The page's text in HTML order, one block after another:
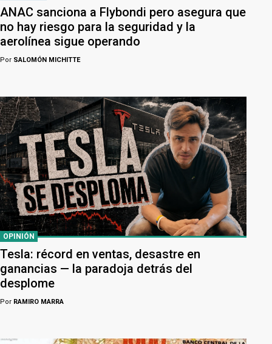
ANAC sanciona a Flybondi pero asegura que
no hay riesgo para la seguridad y la
aerolínea sigue operando
Por SALOMÓN MICHITTE
OPINIÓN
Tesla: récord en ventas, desastre en
ganancias — la paradoja detrás del
desplome
Por RAMIRO MARRA